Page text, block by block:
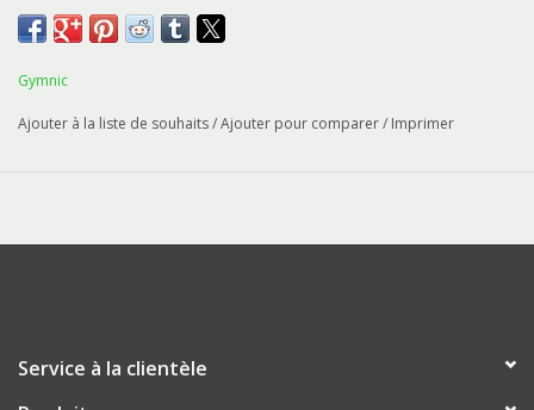
habilités motrices et la coordination de votre enfant.
Gymnic
Ajouter à la liste de souhaits/Ajouter pour comparer/ Imprimer
Service à la clientèle